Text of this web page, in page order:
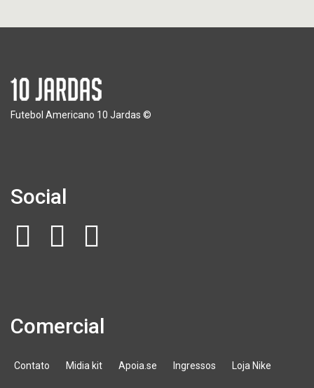
Futebol Americano 10 Jardas ©
Social
Comercial
Contato Midia kit Apoia.se Ingressos Loja Nike